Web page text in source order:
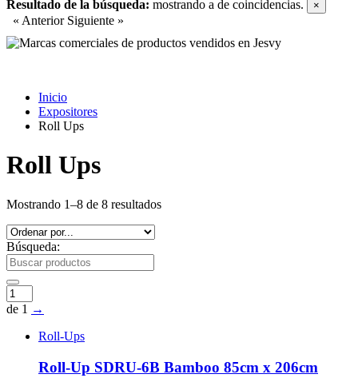
Resultado de la búsqueda: mostrando a de coincidencias. ×
« Anterior Siguiente »
Inicio
Expositores
Roll Ups
Roll Ups
Mostrando 1–8 de 8 resultados
Búsqueda:
de 1 →
Roll-Ups
Roll-Up SDRU-6B Bamboo 85cm x 206cm